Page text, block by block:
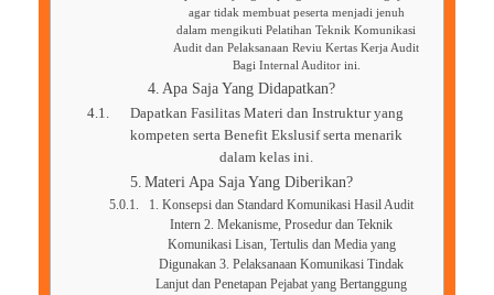
agar tidak membuat peserta menjadi jenuh
dalam mengikuti Pelatihan Teknik Komunikasi
Audit dan Pelaksanaan Reviu Kertas Kerja Audit
Bagi Internal Auditor ini.
Apa Saja Yang Didapatkan?
Dapatkan Fasilitas Materi dan Instruktur yang
kompeten serta Benefit Ekslusif serta menarik
dalam kelas ini.
Materi Apa Saja Yang Diberikan?
1. Konsepsi dan Standard Komunikasi Hasil Audit
Intern 2. Mekanisme, Prosedur dan Teknik
Komunikasi Lisan, Tertulis dan Media yang
Digunakan 3. Pelaksanaan Komunikasi Tindak
Lanjut dan Penetapan Pejabat yang Bertanggung